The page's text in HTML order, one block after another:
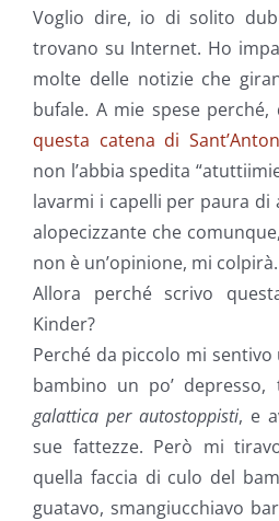
Voglio dire, io di solito
trovano su Internet. Ho
molte delle notizie che
bufale. A mie spese
questa catena di
non l’abbia spedita
lavarmi i capelli per paura di
alopecizzante che
non è un’opinione, mi colpirà.
Allora perché scrivo
Kinder?
Perché da piccolo mi
bambino un po’
galattica per autostoppisti, e
sue fattezze. Però mi
quella faccia di culo del
guatavo, smangiucchiavo